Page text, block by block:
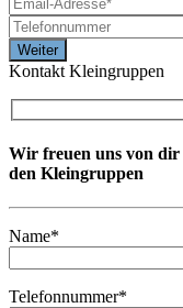
Kontakt Kleingruppen
Wir freuen uns von dir
den Kleingruppen
Name*
Telefonnummer*